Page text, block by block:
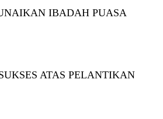
IBADAH PUASA
ATAS PELANTIKAN